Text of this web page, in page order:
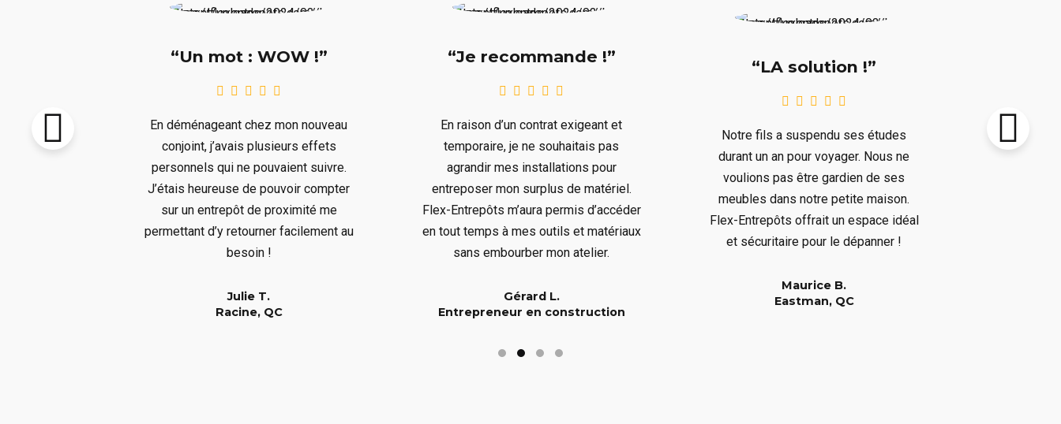
livré avant
“Un mot : WOW !”
En déménageant chez mon nouveau
conjoint, j’avais plusieurs effets
personnels qui ne pouvaient suivre.
J’étais heureuse de pouvoir compter
sur un entrepôt de proximité me
permettant d’y retourner facilement au
besoin !
Julie T.
Racine, QC
“Je recommande !”
En raison d’un contrat exigeant et
temporaire, je ne souhaitais pas
agrandir mes installations pour
entreposer mon surplus de matériel.
Flex-Entrepôts m’aura permis d’accéder
en tout temps à mes outils et matériaux
sans embourber mon atelier.
Gérard L.
Entrepreneur en construction
“LA solution !”
Notre fils a suspendu ses études
durant un an pour voyager. Nous ne
voulions pas être gardien de ses
meubles dans notre petite maison.
Flex-Entrepôts offrait un espace idéal
et sécuritaire pour le dépanner !
Maurice B.
Eastman, QC
le prochain